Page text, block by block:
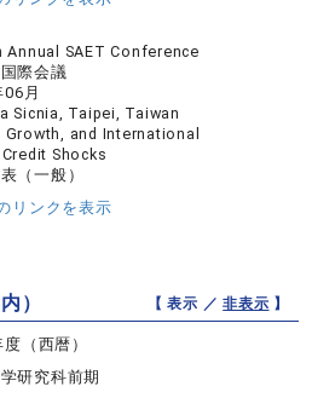
Annual SAET Conference
国際会議
月
Sicnia, Taipei, Taiwan
Growth, and International
Shocks
（一般）
リンクを表示
） 【 表示 ／非表示 】
（西暦）
研究科前期